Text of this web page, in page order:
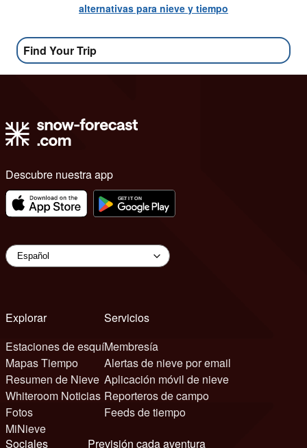
alternativas para nieve y tiempo
Find Your Trip
Descubre nuestra app
Explorar
Estaciones de esquí
Mapas Tiempo
Resumen de Nieve
Whiteroom Noticias
Fotos
MiNieve
Servicios
Membresía
Alertas de nieve por email
Aplicación móvil de nieve
Reporteros de campo
Feeds de tiempo
Sociales
Previsión cada aventura